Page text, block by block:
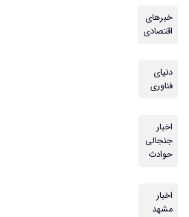
خبرهای
اقتصادی
دنیای
فناوری
اخبار
جنجالی
حوادث
اخبار
مشهد